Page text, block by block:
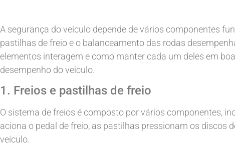
A segurança do veículo depende de vários componentes
pastilhas de freio e o balanceamento das rodas
elementos interagem e como manter cada um deles em
desempenho do veículo.
1. Freios e pastilhas de freio
O sistema de freios é composto por vários componentes,
aciona o pedal de freio, as pastilhas pressionam os discos
veículo.